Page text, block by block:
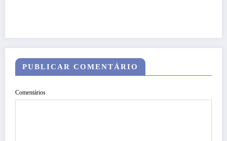
PUBLICAR COMENTÁRIO
Comentários